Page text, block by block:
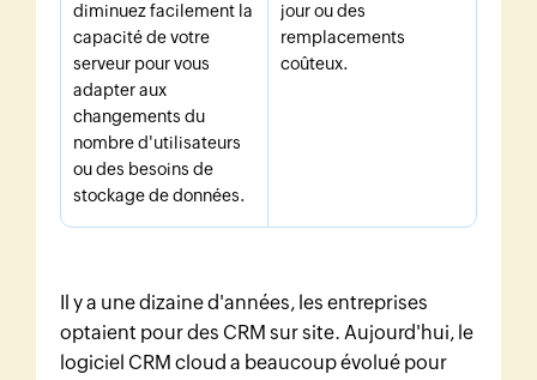
diminuez facilement la
capacité de votre
serveur pour vous
adapter aux
changements du
nombre d'utilisateurs
ou des besoins de
stockage de données.
jour ou des
remplacements
coûteux.
Il y a une dizaine d'années, les entreprises
optaient pour des CRM sur site. Aujourd'hui, le
logiciel CRM cloud a beaucoup évolué pour